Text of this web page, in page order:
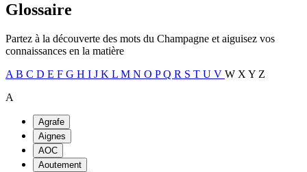
Glossaire
Partez à la découverte des mots du Champagne et aiguisez vos
connaissances en la matière
A B C D E F G H I J K L M N O PQ R S T U V W X Y Z
A
Agrafe
Aignes
AOC
Aoutement